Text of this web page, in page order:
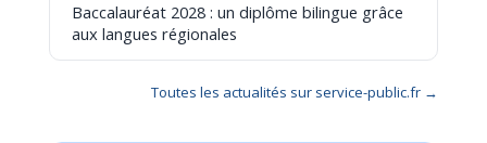
Baccalauréat 2028 : un diplôme bilingue grâce
aux langues régionales
Toutes les actualités sur service-public.fr →